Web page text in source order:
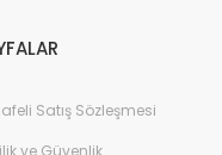
Satış Sözleşmesi
ve Güvenlik